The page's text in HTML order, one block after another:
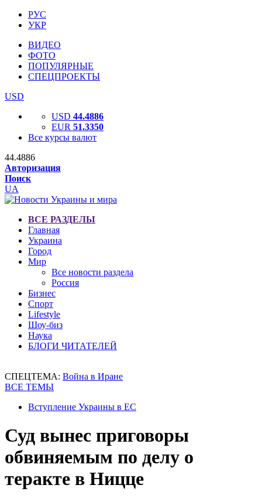
РУС
УКР
ВИДЕО
ФОТО
ПОПУЛЯРНЫЕ
СПЕЦПРОЕКТЫ
USD
USD 44.4886
EUR 51.3350
Все курсы валют
44.4886
Авторизация
Поиск
UA
ВСЕ РАЗДЕЛЫ
Главная
Украина
Город
Мир
Все новости раздела
Россия
Бизнес
Спорт
Lifestyle
Шоу-биз
Наука
БЛОГИ ЧИТАТЕЛЕЙ
СПЕЦТЕМА: Война в Иране
ВСЕ ТЕМЫ
Вступление Украины в ЕС
Суд вынес приговоры
обвиняемым по делу о
теракте в Ницце